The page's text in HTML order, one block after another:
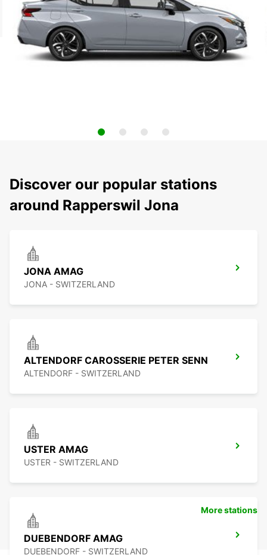
Discover our popular stations
around Rapperswil Jona
JONA AMAG
JONA - SWITZERLAND
ALTENDORF CAROSSERIE PETER SENN
ALTENDORF - SWITZERLAND
USTER AMAG
USTER - SWITZERLAND
DUEBENDORF AMAG
DUEBENDORF - SWITZERLAND
More stations